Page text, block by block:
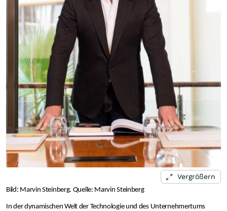
Vergrößern
Bild: Marvin Steinberg. Quelle: Marvin Steinberg
In der dynamischen Welt der Technologie und des Unternehmertums